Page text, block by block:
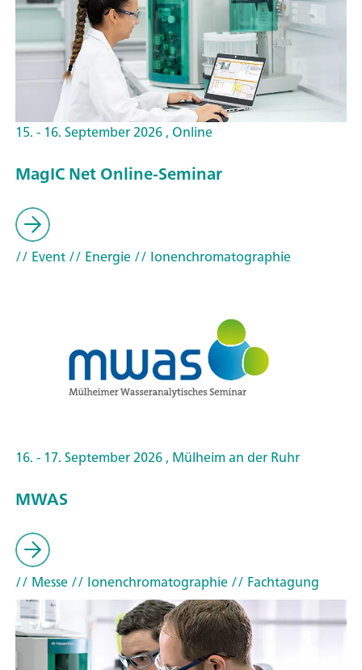
15. - 16. September 2026 , Online
MagIC Net Online-Seminar
// Event// Energie// Ionenchromatographie
16. - 17. September 2026 , Mülheim an der Ruhr
MWAS
// Messe// Ionenchromatographie// Fachtagung